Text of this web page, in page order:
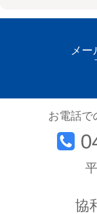
メ
お電話で
協